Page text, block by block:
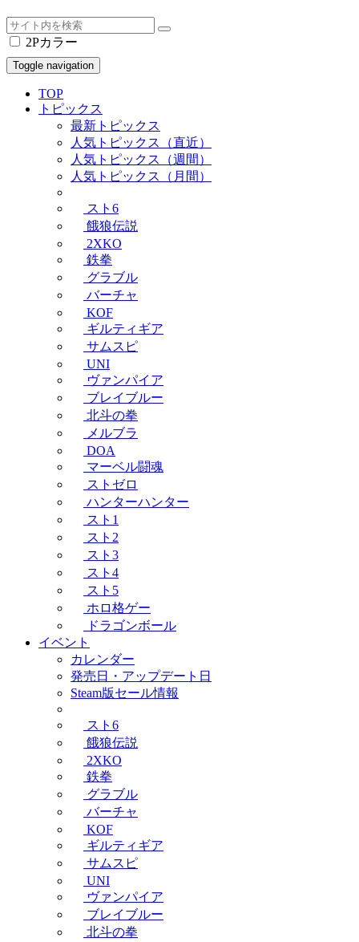
2Pカラー
Toggle navigation
TOP
トピックス
最新トピックス
人気トピックス（直近）
人気トピックス（週間）
人気トピックス（月間）
スト6
餓狼伝説
2XKO
鉄拳
グラブル
バーチャ
KOF
ギルティギア
サムスピ
UNI
ヴァンパイア
ブレイブルー
北斗の拳
メルブラ
DOA
マーベル闘魂
ストゼロ
ハンターハンター
スト1
スト2
スト3
スト4
スト5
ホロ格ゲー
ドラゴンボール
イベント
カレンダー
発売日・アップデート日
Steam版セール情報
スト6
餓狼伝説
2XKO
鉄拳
グラブル
バーチャ
KOF
ギルティギア
サムスピ
UNI
ヴァンパイア
ブレイブルー
北斗の拳